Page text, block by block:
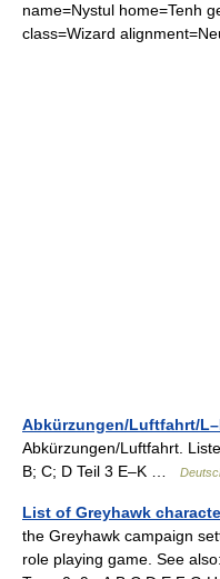
name=Nystul home=Tenh
class=Wizard
Abkürzungen/Luftfahrt/
Abkürzungen/Luftfahrt.
B; C; D Teil 3 E–K …
List of Greyhawk
the Greyhawk campaign
role playing game. See